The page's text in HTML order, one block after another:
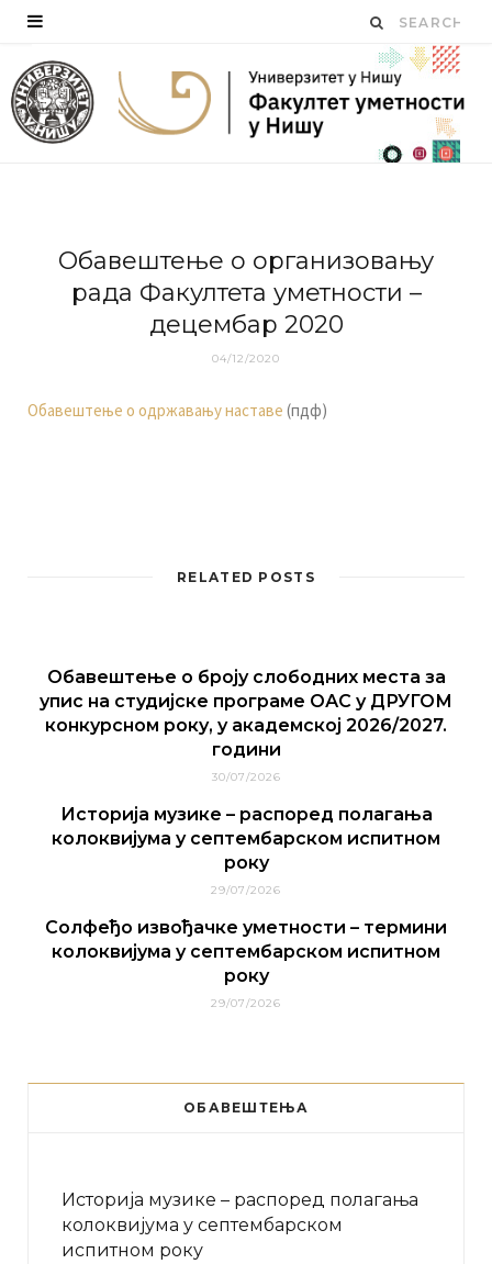
Обавештење о организовању
рада Факултета уметности –
децембар 2020
04/12/2020
Oбaвeштeњe o oдржaвaњу нaстaвe (пдф)
RELATED POSTS
Обавештење о броју слободних места за
упис на студијске програме ОАС у ДРУГОМ
конкурсном року, у академској 2026/2027.
години
30/07/2026
Историја музике – распоред полагања
колоквијума у септембарском испитном
року
29/07/2026
Солфеђо извођачке уметности – термини
колоквијума у септембарском испитном
року
29/07/2026
ОБАВЕШТЕЊА
Историја музике – распоред полагања
колоквијума у септембарском
испитном року